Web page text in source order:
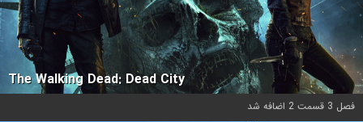
The Walking Dead: Dead City
فصل 3 قسمت 2 اضافه شد